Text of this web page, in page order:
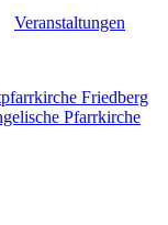
Veranstaltungen
Friedberg
Pfarrkirche